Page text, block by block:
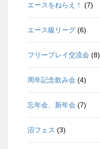
エースをねらえ！ (7)
エース級リーグ (6)
フリープレイ交流会 (8)
周年記念飲み会 (4)
忘年会、新年会 (7)
沼フェス (3)